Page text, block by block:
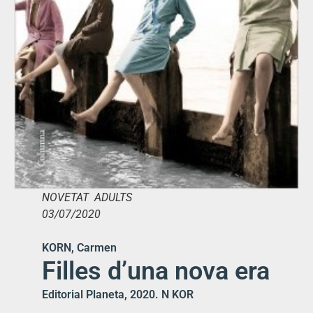
NOVETAT ADULTS
03/07/2020
KORN, Carmen
Filles d’una nova era
Editorial Planeta, 2020. N KOR